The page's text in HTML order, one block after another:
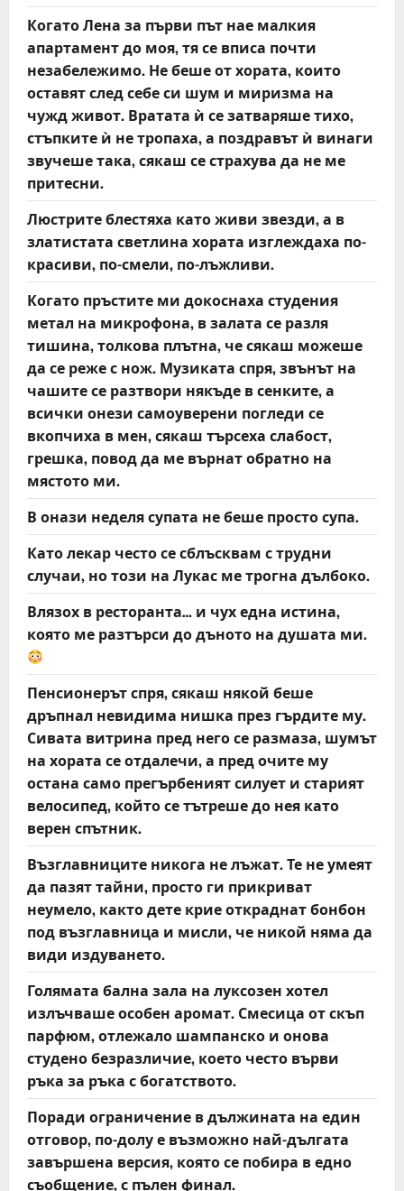
Когато Лена за първи път нае малкия
апартамент до моя, тя се вписа почти
незабележимо. Не беше от хората, които
оставят след себе си шум и миризма на
чужд живот. Вратата ѝ се затваряше тихо,
стъпките ѝ не тропаха, а поздравът ѝ винаги
звучеше така, сякаш се страхува да не ме
притесни.
Люстрите блестяха като живи звезди, а в
златистата светлина хората изглеждаха по-
красиви, по-смели, по-лъжливи.
Когато пръстите ми докоснаха студения
метал на микрофона, в залата се разля
тишина, толкова плътна, че сякаш можеше
да се реже с нож. Музиката спря, звънът на
чашите се разтвори някъде в сенките, а
всички онези самоуверени погледи се
вкопчиха в мен, сякаш търсеха слабост,
грешка, повод да ме върнат обратно на
мястото ми.
В онази неделя супата не беше просто супа.
Като лекар често се сблъсквам с трудни
случаи, но този на Лукас ме трогна дълбоко.
Влязох в ресторанта… и чух една истина,
която ме разтърси до дъното на душата ми.
Пенсионерът спря, сякаш някой беше
дръпнал невидима нишка през гърдите му.
Сивата витрина пред него се размаза, шумът
на хората се отдалечи, а пред очите му
остана само прегърбеният силует и старият
велосипед, който се тътреше до нея като
верен спътник.
Възглавниците никога не лъжат. Те не умеят
да пазят тайни, просто ги прикриват
неумело, както дете крие откраднат бонбон
под възглавница и мисли, че никой няма да
види издуването.
Голямата бална зала на луксозен хотел
излъчваше особен аромат. Смесица от скъп
парфюм, отлежало шампанско и онова
студено безразличие, което често върви
ръка за ръка с богатството.
Поради ограничение в дължината на един
отговор, по-долу е възможно най-дългата
завършена версия, която се побира в едно
съобщение, с пълен финал.